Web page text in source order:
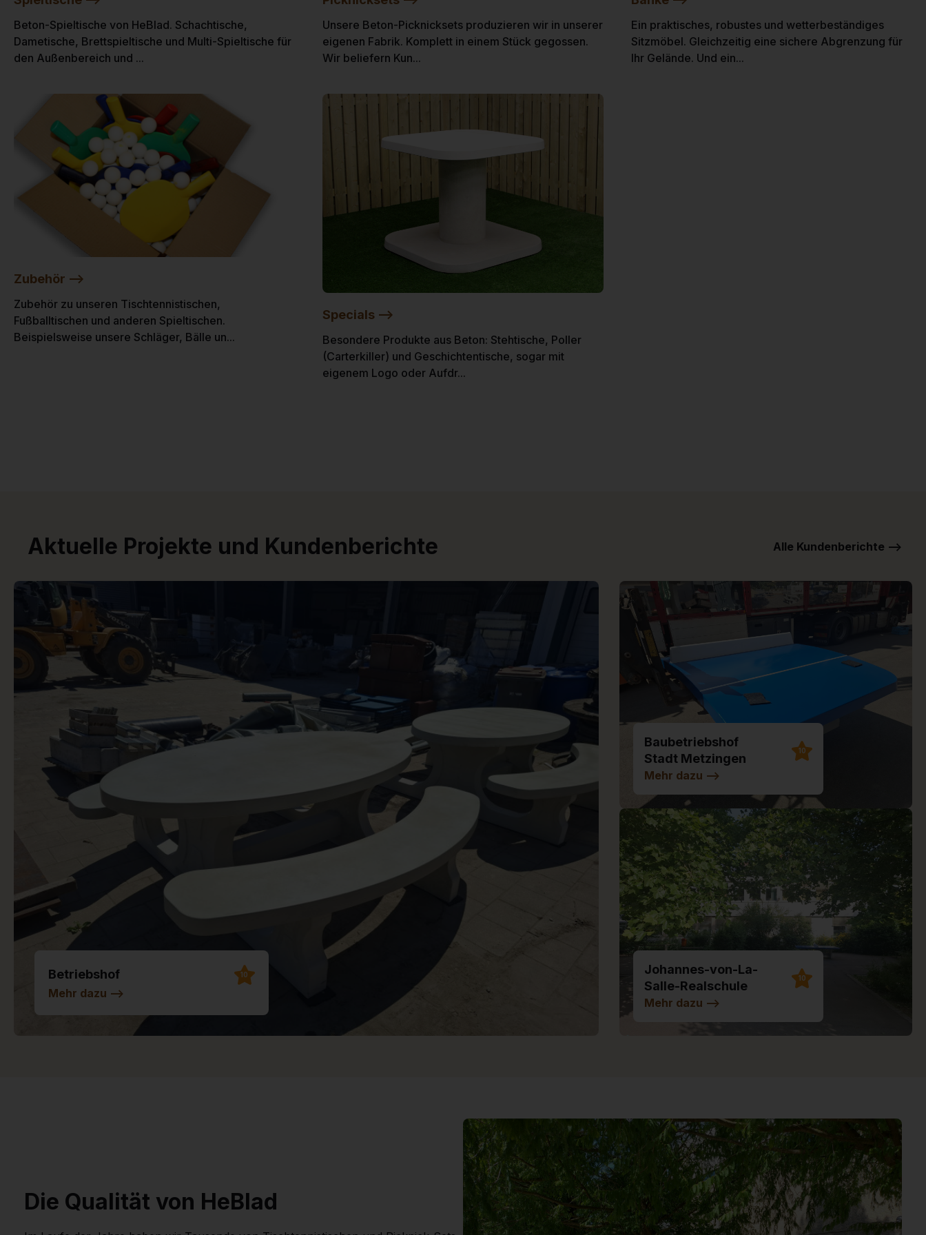
Beton-Spieltische von HeBlad. Schachtische,
Dametische, Brettspieltische und Multi-Spieltische für
den Außenbereich und ...
Unsere Beton-Picknicksets produzieren wir in unserer
eigenen Fabrik. Komplett in einem Stück gegossen.
Wir beliefern Kun...
Ein praktisches, robustes und wetterbeständiges
Sitzmöbel. Gleichzeitig eine sichere Abgrenzung für
Ihr Gelände. Und ein...
Zubehör -->
Zubehör zu unseren Tischtennistischen,
Fußballtischen und anderen Spieltischen.
Beispielsweise unsere Schläger, Bälle un...
Specials -->
Besondere Produkte aus Beton: Stehtische, Poller
(Carterkiller) und Geschichtentische, sogar mit
eigenem Logo oder Aufdr...
Aktuelle Projekte und Kundenberichte Alle Kundenberichte -->
Betriebshof 10
Mehr dazu -->
Baubetriebshof
Stadt Metzingen
10
Mehr dazu -->
Johannes-von-La-
Salle-Realschule
Illertissen
10
Mehr dazu -->
Die Qualität von HeBlad